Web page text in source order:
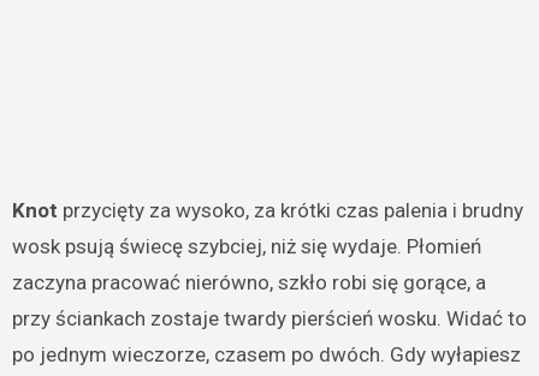
Knot przycięty za wysoko, za krótki czas palenia i brudny
wosk psują świecę szybciej, niż się wydaje. Płomień
zaczyna pracować nierówno, szkło robi się gorące, a
przy ściankach zostaje twardy pierścień wosku. Widać to
po jednym wieczorze, czasem po dwóch. Gdy wyłapiesz